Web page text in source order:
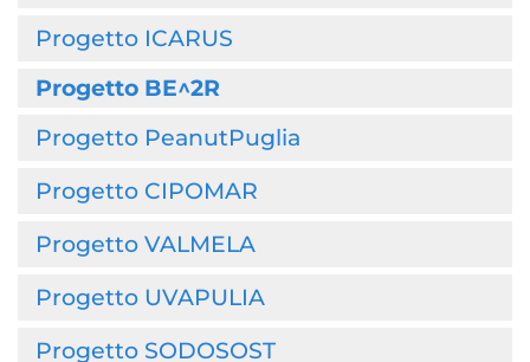
Progetto ICARUS
Progetto BE^2R
Progetto PeanutPuglia
Progetto CIPOMAR
Progetto VALMELA
Progetto UVAPULIA
Progetto SODOSOST